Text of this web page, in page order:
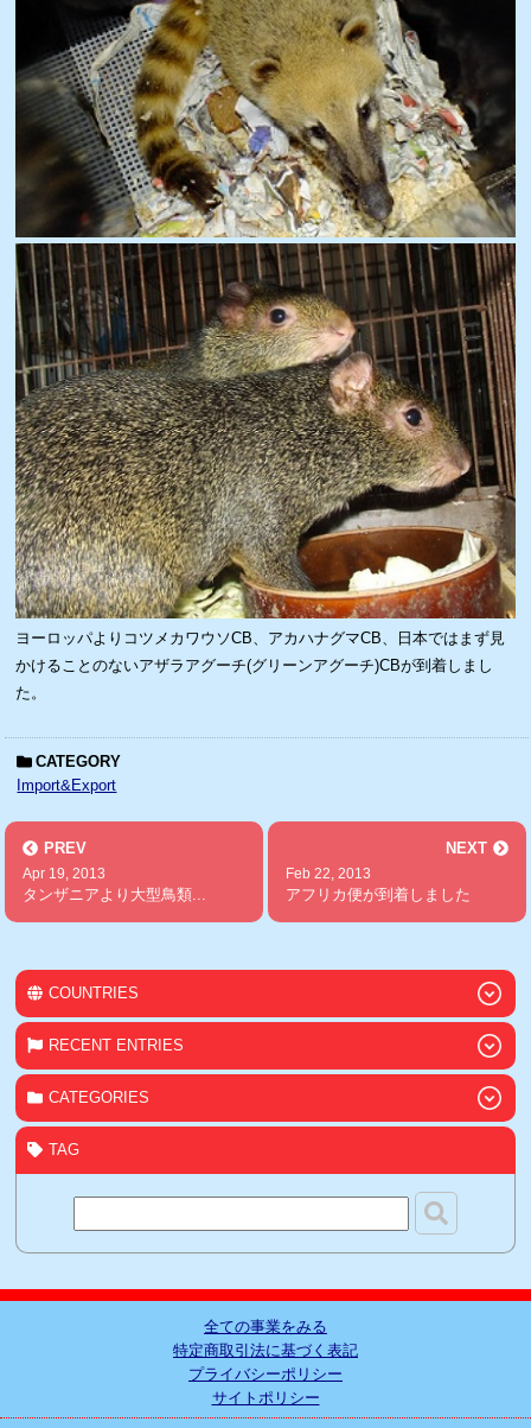
ヨーロッパよりコツメカワウソCB、アカハナグマCB、日本ではまず見
かけることのないアザラアグーチ(グリーンアグーチ)CBが到着しまし
た。
CATEGORY
Import&Export
PREV
Apr 19, 2013
タンザニアより大型鳥類...
NEXT
Feb 22, 2013
アフリカ便が到着しました
COUNTRIES
RECENT ENTRIES
CATEGORIES
TAG
全ての事業をみる
特定商取引法に基づく表記
プライバシーポリシー
サイトポリシー